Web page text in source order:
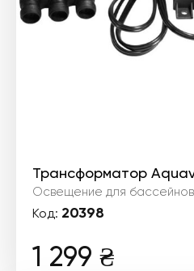
Трансформатор
Освещение для бассейнов
Код: 20398
1 299 ₴